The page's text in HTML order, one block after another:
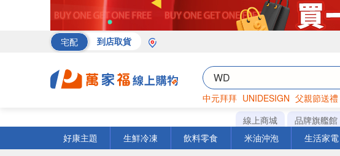
宅配 到店取貨
中元拜拜 UNIDESIGN 父親節送禮
巧克力 罐頭 衛生紙
線上商城 品牌旗艦館
好康主題
生鮮冷凍 飲料零食 米油沖泡 生活家電